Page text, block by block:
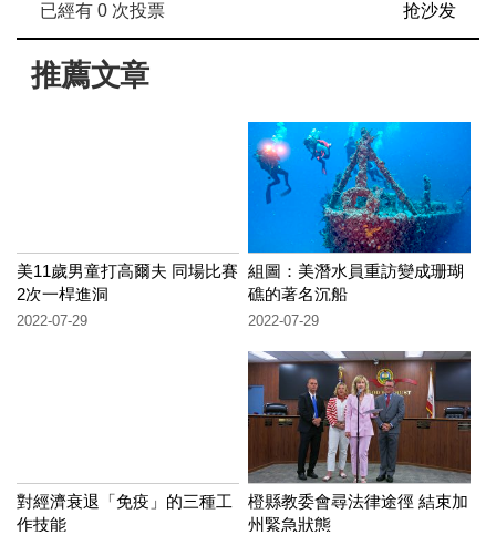
已經有 0次投票 抢沙发
推薦文章
美11歲男童打高爾夫 同場比賽
2次一桿進洞
2022-07-29
組圖：美潛水員重訪變成珊瑚
礁的著名沉船
2022-07-29
對經濟衰退「免疫」的三種工
作技能
橙縣教委會尋法律途徑 結束加
州緊急狀態